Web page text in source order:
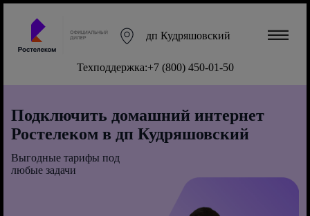
дп Кудряшовский
Техподдержка:+7 (800) 450-01-50
Подключить домашний интернет
Ростелеком в дп Кудряшовский
Выгодные тарифы под
любые задачи